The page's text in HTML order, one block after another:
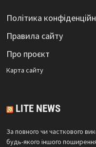
Політика
Правила сайту
Про проєкт
Карта сайтy
LITE NEWS
За повного чи часткового
будь-якого іншого